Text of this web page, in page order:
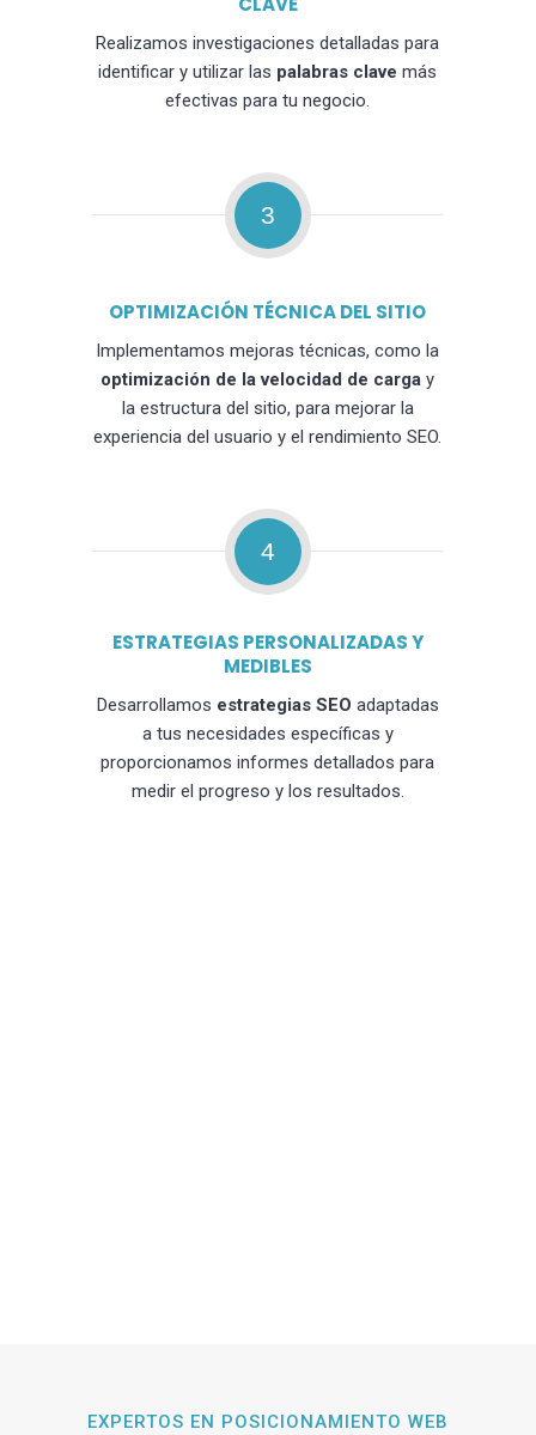
Realizamos investigaciones detalladas para
identificar y utilizar las palabras clave más
efectivas para tu negocio.
3
OPTIMIZACIÓN TÉCNICA DEL SITIO
Implementamos mejoras técnicas, como la
optimización de la velocidad de carga y
la estructura del sitio, para mejorar la
experiencia del usuario y el rendimiento SEO.
4
ESTRATEGIAS PERSONALIZADAS Y
MEDIBLES
Desarrollamos estrategias SEO adaptadas
a tus necesidades específicas y
proporcionamos informes detallados para
medir el progreso y los resultados.
EXPERTOS EN POSICIONAMIENTO WEB